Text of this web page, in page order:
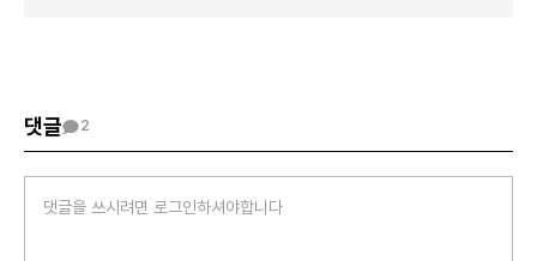
글쓴님을 진정으로 존중해주는 사람과 다시 사랑할 수 있을 거예요.
심리적으로 많이 지친 상태일지도 모르겠어요. 회복을 위한 몇가지
댓글 2